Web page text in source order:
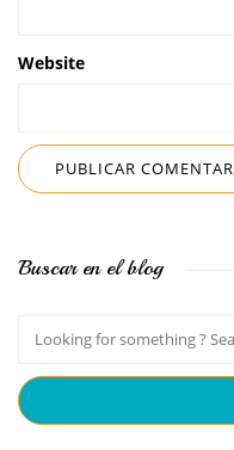
Website
Buscar en el blog